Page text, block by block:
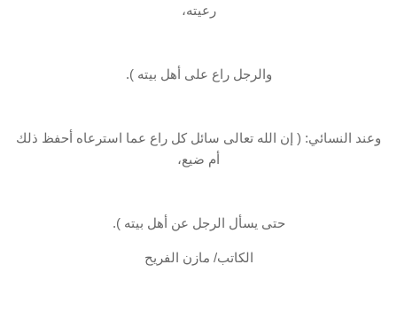
رعيته،
والرجل راع على أهل بيته ).
وعند النسائي: ( إن الله تعالى سائل كل راع عما استرعاه أحفظ ذلك
أم ضيع،
حتى يسأل الرجل عن أهل بيته ).
الكاتب/ مازن الفريح